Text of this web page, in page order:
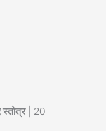
स्तोत्र| 20